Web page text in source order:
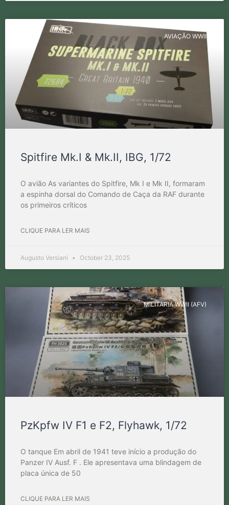
AVIAÇÃO WWII
Spitfire Mk.I & Mk.II, IBG, 1/72
O avião As variantes do Spitfire, Mk I e Mk II, formaram
a espinha dorsal do Comando de Caça da RAF durante
os primeiros críticos
CLIQUE PARA LER MAIS
Augusto Versiani October 23, 2025
MILITARIA WWII (AFV)
PzKpfw IV F1 e F2, Flyhawk, 1/72
O tanque Em abril de 1941 teve início a produção do
Panzer IV Ausf. F . Ele apresentava uma blindagem de
placa única de 50
CLIQUE PARA LER MAIS